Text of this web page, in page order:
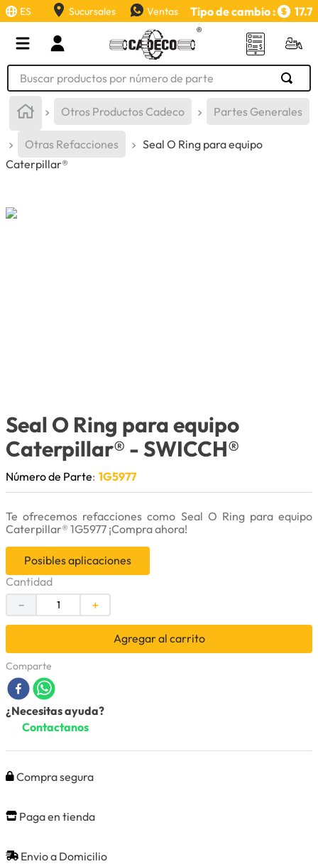
ES Sucursales Ventas Tipo de cambio : 17.7
Buscar productos por número de parte
Otros Productos Cadeco Partes Generales
Otras Refacciones
Seal O Ring para equipo
Caterpillar®
Seal O Ring para equipo
Caterpillar® - SWICCH®
Número de Parte: 1G5977
Te ofrecemos refacciones como Seal O Ring para equipo
Caterpillar® 1G5977 ¡Compra ahora!
Posibles aplicaciones
Cantidad
＋
－
Agregar al carrito
Comparte
¿Necesitas ayuda?
Contactanos
Compra segura
Paga en tienda
Envio a Domicilio
TÉRMINOS MÁS BUSCADOS
2 .
aceite